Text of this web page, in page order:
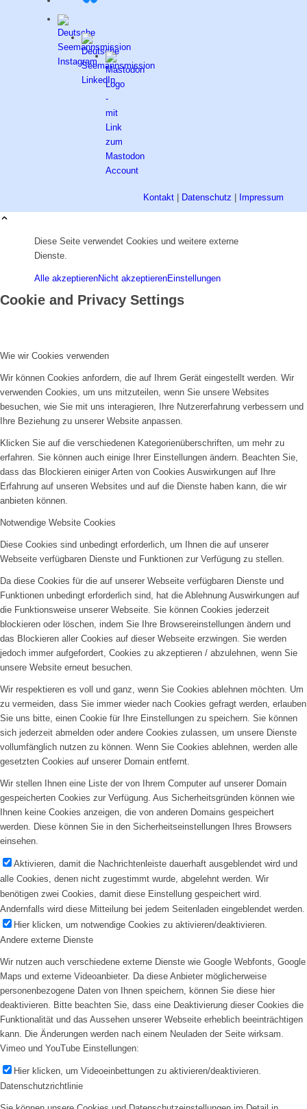
Kontakt Datenschutz Impressum
Diese Seite verwendet Cookies und weitere externe
Dienste.
Alle akzeptierenNicht akzeptierenEinstellungen
Cookie and Privacy Settings
Wie wir Cookies verwenden
Wir können Cookies anfordern, die auf Ihrem Gerät eingestellt werden. Wir
verwenden Cookies, um uns mitzuteilen, wenn Sie unsere Websites
besuchen, wie Sie mit uns interagieren, Ihre Nutzererfahrung verbessern und
Ihre Beziehung zu unserer Website anpassen.
Klicken Sie auf die verschiedenen Kategorienüberschriften, um mehr zu
erfahren. Sie können auch einige Ihrer Einstellungen ändern. Beachten Sie,
dass das Blockieren einiger Arten von Cookies Auswirkungen auf Ihre
Erfahrung auf unseren Websites und auf die Dienste haben kann, die wir
anbieten können.
Notwendige Website Cookies
Diese Cookies sind unbedingt erforderlich, um Ihnen die auf unserer
Webseite verfügbaren Dienste und Funktionen zur Verfügung zu stellen.
Da diese Cookies für die auf unserer Webseite verfügbaren Dienste und
Funktionen unbedingt erforderlich sind, hat die Ablehnung Auswirkungen auf
die Funktionsweise unserer Webseite. Sie können Cookies jederzeit
blockieren oder löschen, indem Sie Ihre Browsereinstellungen ändern und
das Blockieren aller Cookies auf dieser Webseite erzwingen. Sie werden
jedoch immer aufgefordert, Cookies zu akzeptieren / abzulehnen, wenn Sie
unsere Website erneut besuchen.
Wir respektieren es voll und ganz, wenn Sie Cookies ablehnen möchten. Um
zu vermeiden, dass Sie immer wieder nach Cookies gefragt werden, erlauben
Sie uns bitte, einen Cookie für Ihre Einstellungen zu speichern. Sie können
sich jederzeit abmelden oder andere Cookies zulassen, um unsere Dienste
vollumfänglich nutzen zu können. Wenn Sie Cookies ablehnen, werden alle
gesetzten Cookies auf unserer Domain entfernt.
Wir stellen Ihnen eine Liste der von Ihrem Computer auf unserer Domain
gespeicherten Cookies zur Verfügung. Aus Sicherheitsgründen können wie
Ihnen keine Cookies anzeigen, die von anderen Domains gespeichert
werden. Diese können Sie in den Sicherheitseinstellungen Ihres Browsers
einsehen.
Aktivieren, damit die Nachrichtenleiste dauerhaft ausgeblendet wird und
alle Cookies, denen nicht zugestimmt wurde, abgelehnt werden. Wir
benötigen zwei Cookies, damit diese Einstellung gespeichert wird.
Andernfalls wird diese Mitteilung bei jedem Seitenladen eingeblendet werden.
Hier klicken, um notwendige Cookies zu aktivieren/deaktivieren.
Andere externe Dienste
Wir nutzen auch verschiedene externe Dienste wie Google Webfonts, Google
Maps und externe Videoanbieter. Da diese Anbieter möglicherweise
personenbezogene Daten von Ihnen speichern, können Sie diese hier
deaktivieren. Bitte beachten Sie, dass eine Deaktivierung dieser Cookies die
Funktionalität und das Aussehen unserer Webseite erheblich beeinträchtigen
kann. Die Änderungen werden nach einem Neuladen der Seite wirksam.
Vimeo und YouTube Einstellungen:
Hier klicken, um Videoeinbettungen zu aktivieren/deaktivieren.
Datenschutzrichtlinie